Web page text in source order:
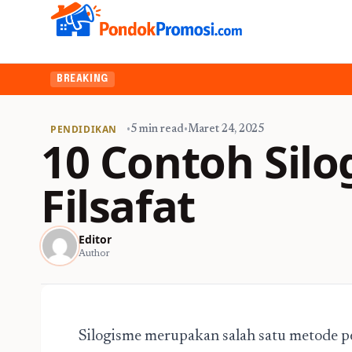
BREAKING
PENDIDIKAN •5 min read•Maret 24, 2025
10 Contoh
Filsafat
Editor
Author
Silogisme merupakan salah satu metode